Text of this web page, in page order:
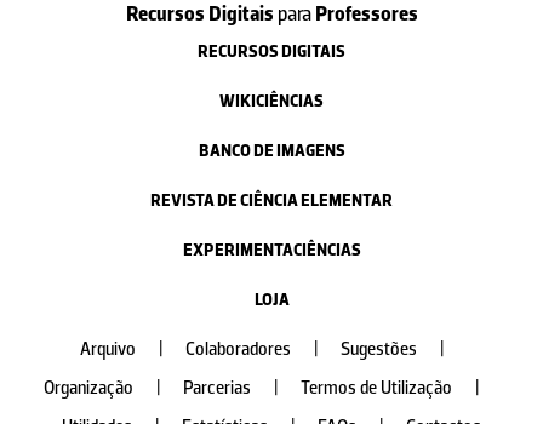
Recursos Digitais paraProfessores
RECURSOS DIGITAIS
WIKICIÊNCIAS
BANCO DE IMAGENS
REVISTA DE CIÊNCIA ELEMENTAR
EXPERIMENTACIÊNCIAS
LOJA
Arquivo Colaboradores Sugestões
Organização
Parcerias Termos de Utilização